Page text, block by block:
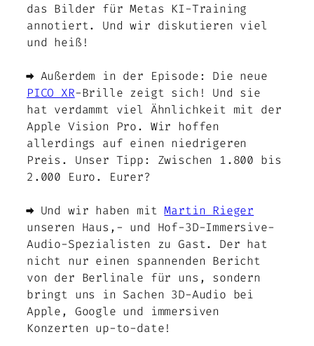
das Bilder für Metas KI-Training
annotiert. Und wir diskutieren viel
und heiß!
➡️ Außerdem in der Episode: Die neue
PICO XR-Brille zeigt sich! Und sie
hat verdammt viel Ähnlichkeit mit der
Apple Vision Pro. Wir hoffen
allerdings auf einen niedrigeren
Preis. Unser Tipp: Zwischen 1.800 bis
2.000 Euro. Eurer?
➡️ Und wir haben mitMartin Rieger
unseren Haus,- und Hof-3D-Immersive-
Audio-Spezialisten zu Gast. Der hat
nicht nur einen spannenden Bericht
von der Berlinale für uns, sondern
bringt uns in Sachen 3D-Audio bei
Apple, Google und immersiven
Konzerten up-to-date!